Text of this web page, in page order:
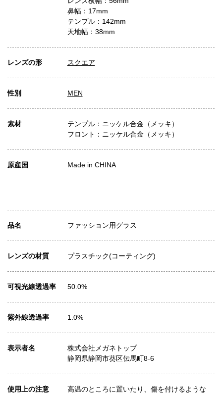
鼻幅：17mm
テンプル：142mm
天地幅：38mm
レンズの形 スクエア
性別 MEN
素材
テンプル：ニッケル合金（メッキ）
フロント：ニッケル合金（メッキ）
原産国 Made in CHINA
品名 ファッション用グラス
レンズの材質 プラスチック(コーティング)
可視光線透過率 50.0%
紫外線透過率 1.0%
表示者名
株式会社メガネトップ
静岡県静岡市葵区伝馬町8-6
使用上の注意
高温のところに置いたり、傷を付けるような